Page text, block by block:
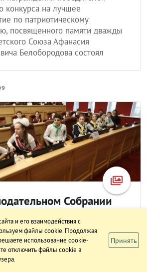
конкурса на лучшее
по патриотическому
посвященного памяти дважды
Союза Афанасия
Белобородова состоял
Собрании
победителей
памяти дважды Героя
Союза А. П.
и его взаимодействия с
файлы cookie. Продолжая
использование cookie-
отключить файлы cookie в
Принять